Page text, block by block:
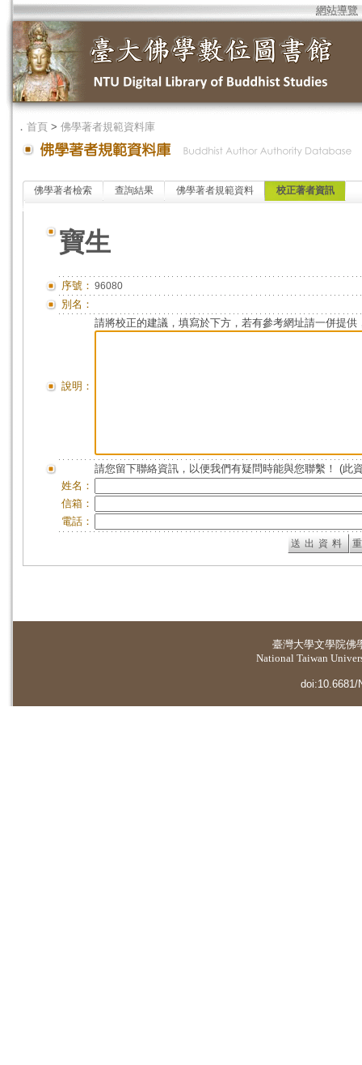
網站導覽
． 首頁 > 佛學著者規範資料庫
佛學著者檢索 查詢結果 佛學著者規範資料 校正著者資訊
寶生
序號： 96080
別名：
說明：
請將校正的建議，填寫於下方，若有參考網址請一併提供
請您留下聯絡資訊，以便我們有疑問時能與您聯繫！ (此
姓名：
信箱：
電話：
臺灣大學文學院佛
National Taiwan
doi:10.6681/